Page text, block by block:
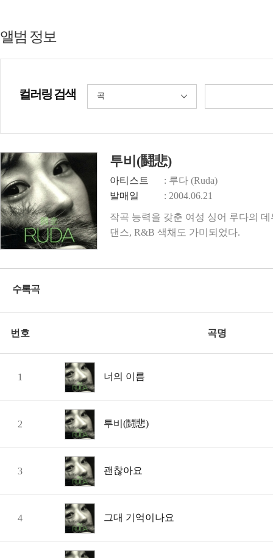
앨범 정보
컬러링 검색 곡
투비(鬪悲)
아티스트
: 루다 (Ruda)
발매일
: 2004.06.21
작곡 능력을 갖춘 여성 싱어 루다의
댄스, R&B 색채도 가미되었다.
수록곡
번호 곡명
1 너의 이름
2 투비(鬪悲)
3 괜찮아요
4 그대 기억이나요